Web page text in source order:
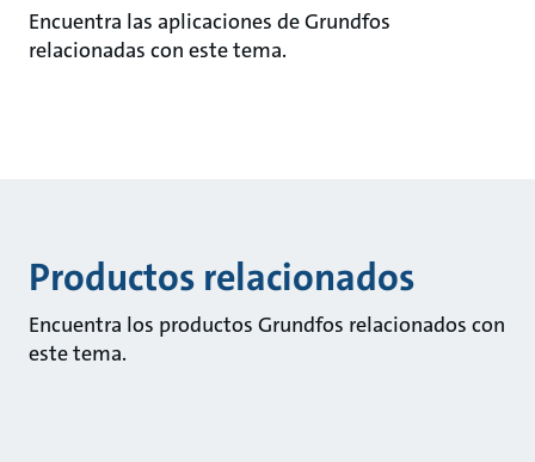
Encuentra las aplicaciones de Grundfos
relacionadas con este tema.
Productos relacionados
Encuentra los productos Grundfos relacionados con
este tema.